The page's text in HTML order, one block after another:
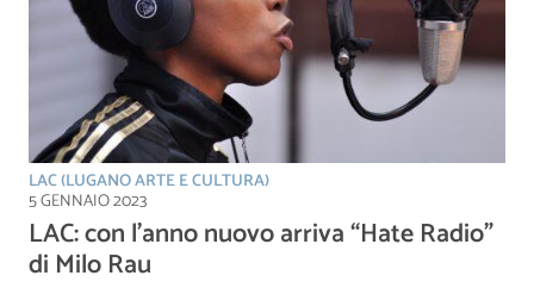
LAC (LUGANO ARTE E CULTURA)
5 GENNAIO 2023
LAC: con l’anno nuovo arriva “Hate Radio”
di Milo Rau